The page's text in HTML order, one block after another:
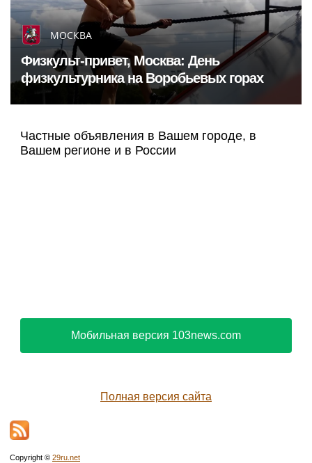
МОСКВА
Физкульт-привет, Москва: День
физкультурника на Воробьевых горах
Частные объявления в Вашем городе, в
Вашем регионе и в России
Мобильная версия 103news.com
Полная версия сайта
Copyright © 29ru.net